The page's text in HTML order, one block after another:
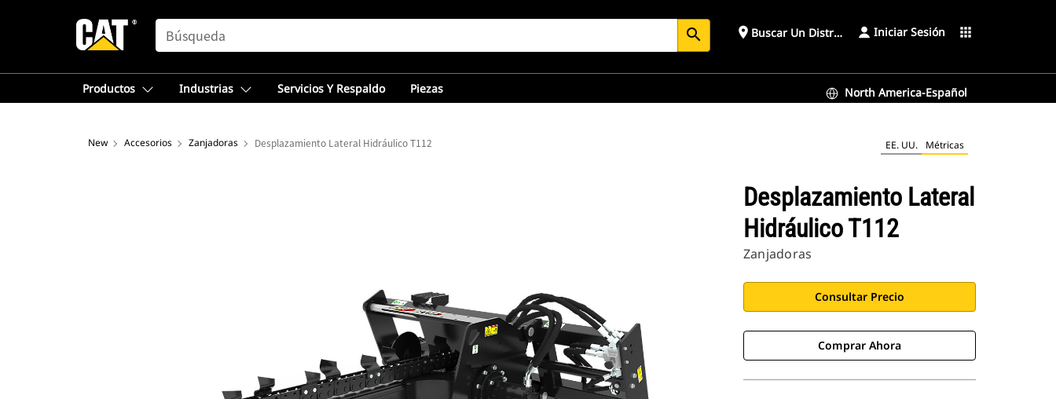
SEARCH search place Buscar Un Distribuidor Iniciar Sesión apps
Productos Industrias Servicios Y Respaldo Piezas North America-Español
New Accesorios Zanjadoras Desplazamiento Lateral Hidráulico T112 EE. UU. Métricas
Desplazamiento Lateral
Hidráulico T112
Zanjadoras
Consultar Precio
Comprar Ahora